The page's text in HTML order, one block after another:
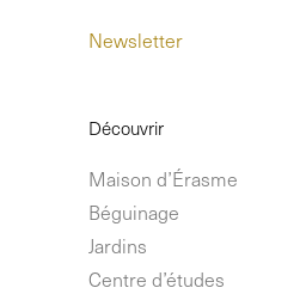
Newsletter
Découvrir
Maison d’Érasme
Béguinage
Jardins
Centre d’études